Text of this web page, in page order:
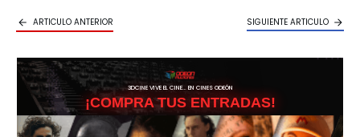
ARTICULO ANTERIOR SIGUIENTE ARTICULO
3DCINE VIVE EL CINE… EN CINES ODEÓN
¡COMPRA TUS ENTRADAS!